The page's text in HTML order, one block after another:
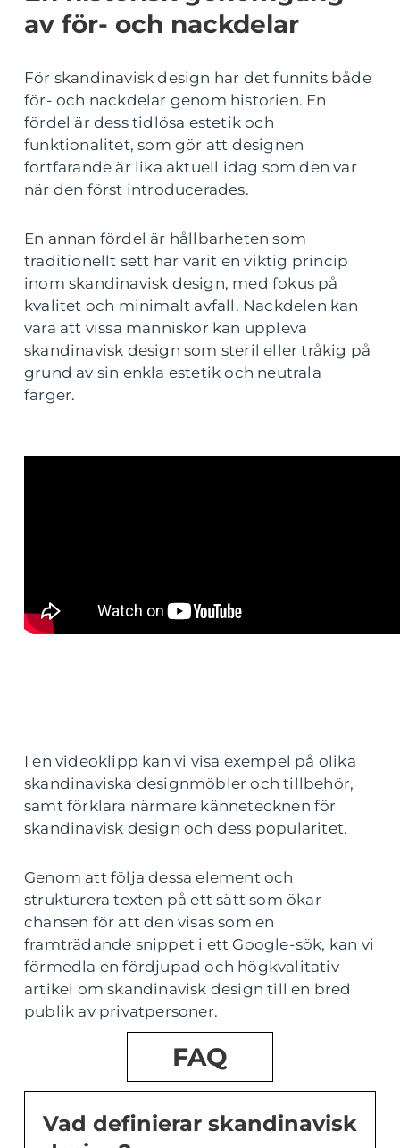
av för- och nackdelar
För skandinavisk design har det funnits både
för- och nackdelar genom historien. En
fördel är dess tidlösa estetik och
funktionalitet, som gör att designen
fortfarande är lika aktuell idag som den var
när den först introducerades.
En annan fördel är hållbarheten som
traditionellt sett har varit en viktig princip
inom skandinavisk design, med fokus på
kvalitet och minimalt avfall. Nackdelen kan
vara att vissa människor kan uppleva
skandinavisk design som steril eller tråkig på
grund av sin enkla estetik och neutrala
färger.
I en videoklipp kan vi visa exempel på olika
skandinaviska designmöbler och tillbehör,
samt förklara närmare kännetecknen för
skandinavisk design och dess popularitet.
Genom att följa dessa element och
strukturera texten på ett sätt som ökar
chansen för att den visas som en
framträdande snippet i ett Google-sök, kan vi
förmedla en fördjupad och högkvalitativ
artikel om skandinavisk design till en bred
publik av privatpersoner.
FAQ
Vad definierar skandinavisk